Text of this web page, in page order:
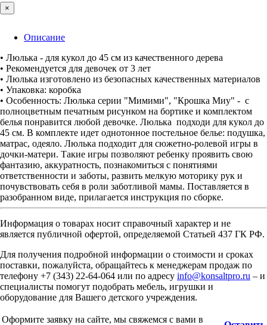
×
Описание
• Люлька - для кукол до 45 см из качественного дерева
• Рекомендуется для девочек от 3 лет
• Люлька изготовлено из безопасных качественных материалов
• Упаковка: коробка
• Особенность: Люлька серии "Мимими", "Крошка Миу" - с
полноцветным печатным рисунком на бортике и комплектом
белья понравится любой девочке. Люлька подходи для кукол до
45 см. В комплекте идет однотонное постельное белье: подушка,
матрас, одеяло. Люлька подходит для сюжетно-ролевой игры в
дочки-матери. Такие игры позволяют ребенку проявить свою
фантазию, аккуратность, познакомиться с понятиями
ответственности и заботы, развить мелкую моторику рук и
почувствовать себя в роли заботливой мамы. Поставляется в
разобранном виде, прилагается инструкция по сборке.
Информация о товарах носит справочный характер и не
является публичной офертой, определяемой Статьей 437 ГК РФ.
Для получения подробной информации о стоимости и сроках
поставки, пожалуйста, обращайтесь к менеджерам продаж по
телефону +7 (343) 22-64-064 или по адресу info@konsaltpro.ru – и
специалисты помогут подобрать мебель, игрушки и
оборудование для Вашего детского учреждения.
Оформите заявку на сайте, мы свяжемся с вами в